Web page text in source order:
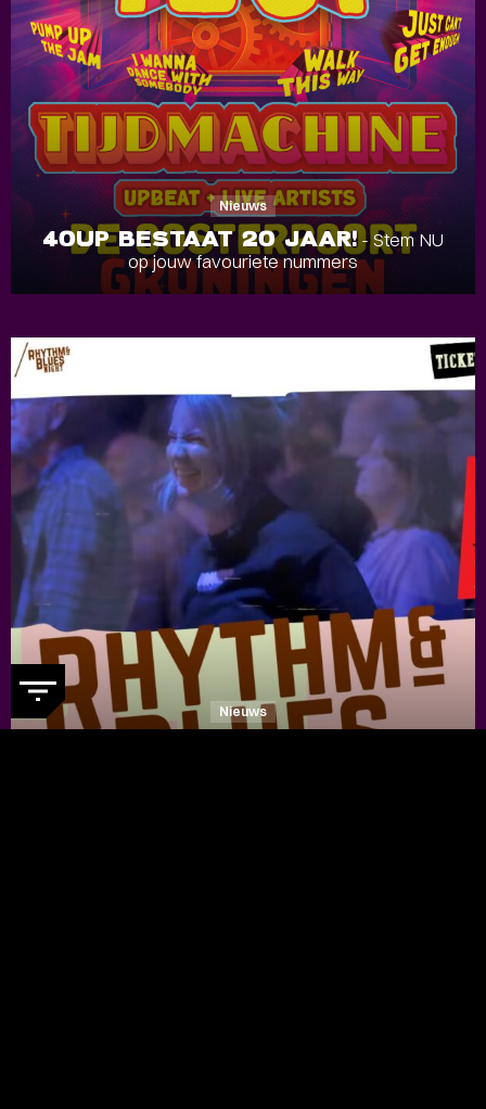
Nieuws
40UP BESTAAT 20 JAAR!- Stem NU
op jouw favouriete nummers
Nieuws